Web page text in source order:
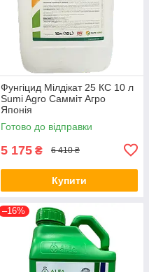
Фунгіцид Мілдікат 25 КС 10 л
Sumi Agro Самміт Агро
Японія
Готово до відправки
5 175 ₴ 6 410 ₴
Купити
–16%